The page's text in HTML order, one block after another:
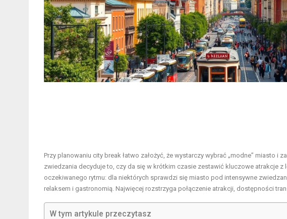
Przy planowaniu city break łatwo założyć, że wystarczy wybrać „modne” miasto i
zwiedzania decyduje to, czy da się w krótkim czasie zestawić kluczowe atrakcje
oczekiwanego rytmu: dla niektórych sprawdzi się miasto pod intensywne
relaksem i gastronomią. Najwięcej rozstrzyga połączenie atrakcji, dostępności
W tym artykule przeczytasz